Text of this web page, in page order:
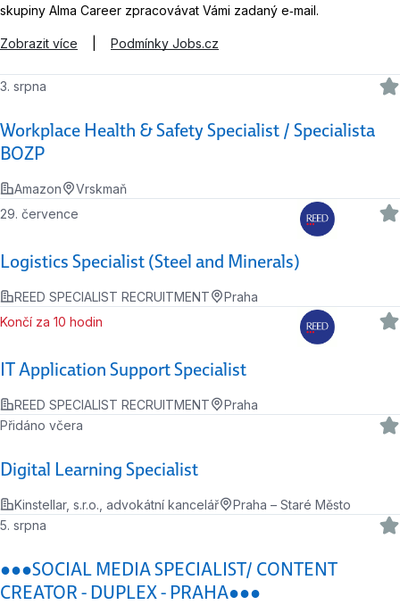
skupiny Alma Career zpracovávat Vámi zadaný e‑mail.
Zobrazit více Podmínky Jobs.cz
Workplace Health & Safety Specialist / Specialista
BOZP
3. srpna
Amazon Vrskmaň
Logistics Specialist (Steel and Minerals)
29. července
REED SPECIALIST RECRUITMENT Praha
IT Application Support Specialist
Končí za 10 hodin
REED SPECIALIST RECRUITMENT Praha
Digital Learning Specialist
Přidáno včera
Kinstellar, s.r.o., advokátní kancelář Praha – Staré Město
●●●SOCIAL MEDIA SPECIALIST/ CONTENT
CREATOR - DUPLEX - PRAHA●●●
5. srpna